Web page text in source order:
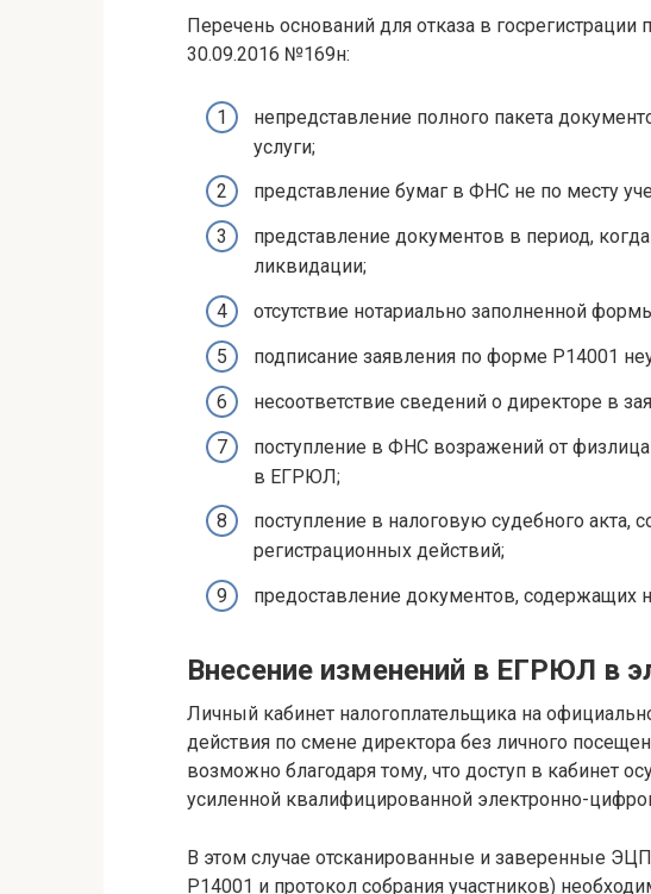
Перечень оснований для отказа в
30.09.2016 №169н:
непредставление полного пакета
услуги;
представление бумаг в ФНС не по месту
представление документов в период,
ликвидации;
отсутствие нотариально заполненной
подписание заявления по форме Р14001
несоответствие сведений о директоре в
поступление в ФНС возражений от
в ЕГРЮЛ;
поступление в налоговую судебного акта,
регистрационных действий;
предоставление документов, содержащих
Внесение изменений в ЕГРЮЛ в
Личный кабинет налогоплательщика на
действия по смене директора без личного
возможно благодаря тому, что доступ в кабинет
усиленной квалифицированной электронно-
В этом случае отсканированные и заверенные
Р14001 и протокол собрания участников)